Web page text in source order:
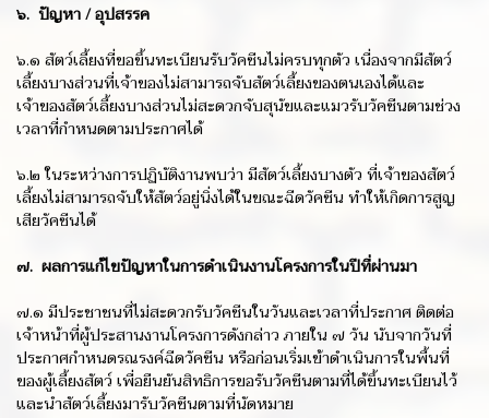
๖. ปัญหา / อุปสรรค
๖.๑ สัตว์เลี้ยงที่ขอขึ้นทะเบียนรับวัคซีนไม่ครบทุกตัว เนื่องจากมีสัตว์
เลี้ยงบางส่วนที่เจ้าของไม่สามารถจับสัตว์เลี้ยงของตนเองได้และ
เจ้าของสัตว์เลี้ยงบางส่วนไม่สะดวกจับสุนัขและแมวรับวัคซีนตามช่วง
เวลาที่กำหนดตามประกาศได้
๖.๒ ในระหว่างการปฏิบัติงานพบว่า มีสัตว์เลี้ยงบางตัว ที่เจ้าของสัตว์
เลี้ยงไม่สามารถจับให้สัตว์อยู่นิ่งได้ในขณะฉีดวัคซีน ทำให้เกิดการสูญ
เสียวัคซีนได้
๗. ผลการแก้ไขปัญหาในการดำเนินงานโครงการในปีที่ผ่านมา
๗.๑ มีประชาชนที่ไม่สะดวกรับวัคซีนในวันและเวลาที่ประกาศ ติดต่อ
เจ้าหน้าที่ผู้ประสานงานโครงการดังกล่าว ภายใน ๗ วัน นับจากวันที่
ประกาศกำหนดรณรงค์ฉีดวัคซีน หรือก่อนเริ่มเข้าดำเนินการในพื้นที่
ของผู้เลี้ยงสัตว์ เพื่อยืนยันสิทธิการขอรับวัคซีนตามที่ได้ขึ้นทะเบียนไว้
และนำสัตว์เลี้ยงมารับวัคซีนตามที่นัดหมาย